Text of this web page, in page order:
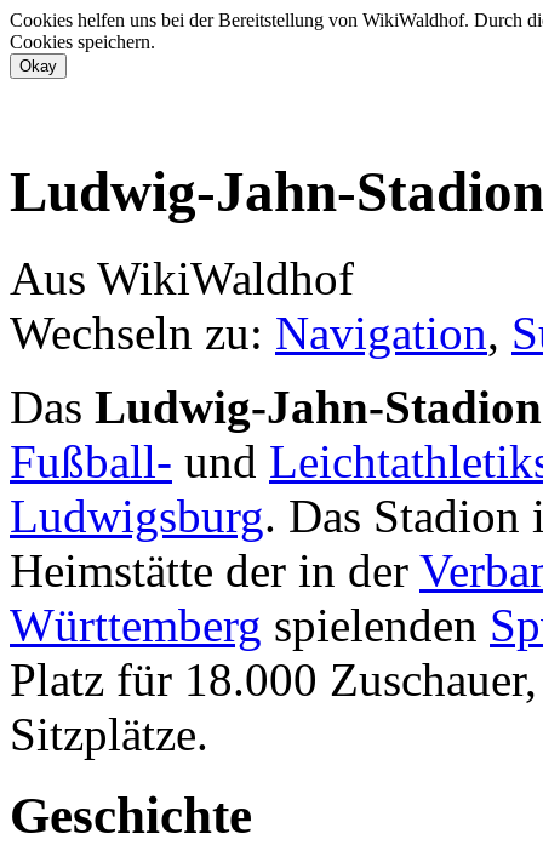
Cookies helfen uns bei der Bereitstellung von WikiWaldhof. Durch
Cookies speichern.
Ludwig-Jahn-Stadion
Aus WikiWaldhof
Wechseln zu: Navigation,
Das Ludwig-Jahn-Stadion
Fußball- und
Ludwigsburg. Das Stadion
Heimstätte der in der
Württemberg spielenden
Platz für 18.000
Sitzplätze.
Geschichte